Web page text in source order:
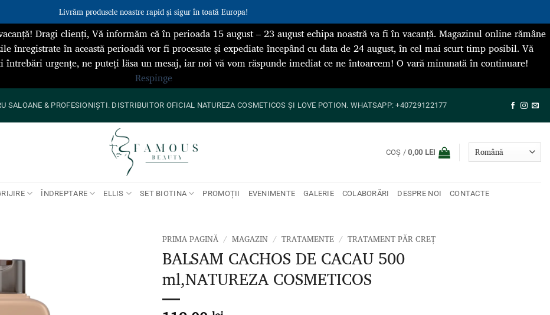
Livrăm produsele noastre rapid și sigur în toată Europa!
Dragi clienți, Vă informăm că în perioada 15 august – 23 august echipa noastră va fi în vacanță. Magazinul online rămâne
înregistrate în această perioadă vor fi procesate și expediate începând cu data de 24 august, în cel mai scurt timp posibil. Vă
urgențe, ne puteți lăsa un mesaj, iar noi vă vom răspunde imediat ce ne întoarcem! O vară minunată în continuare!
Respinge
SALOANE & PROFESIONIȘTI. DISTRIBUITOR OFICIAL NATUREZA COSMETICOS ȘI LOVE POTION. WHATSAPP: +40729122177
COȘ /0,00 LEI
ÎNDREPTARE ELLIS SET BIOTINA PROMOȚII EVENIMENTE GALERIE COLABORĂRI DESPRE NOI CONTACTE
PRIMA PAGINĂ / MAGAZIN / TRATAMENTE / TRATAMENT PĂR CREȚ
BALSAM CACHOS DE CACAU 500
ml,NATUREZA COSMETICOS